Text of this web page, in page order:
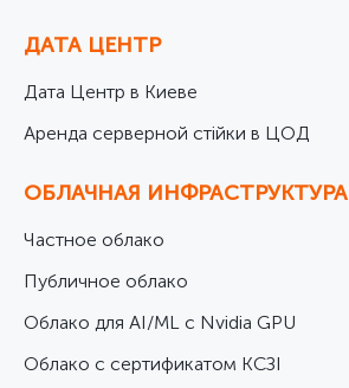
ДАТА ЦЕНТР
Дата Центр в Киеве
Аренда серверной стійки в ЦОД
ОБЛАЧНАЯ ИНФРАСТРУКТУРА
Частное облако
Публичное облако
Облако для AI/ML с Nvidia GPU
Облако с сертификатом КСЗІ